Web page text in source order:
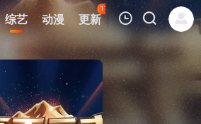
综艺 动漫 更新
113
热榜 APP
记录